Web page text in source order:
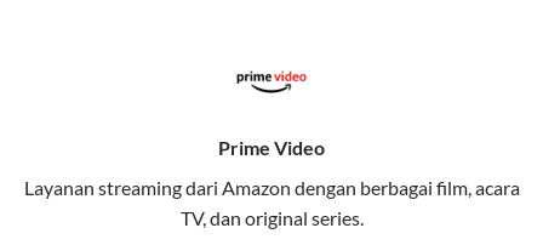
Nikmati kecepatan internet super cepat untuk
Memudahkan Anda dalam mengelola jaringan dan
Prime Video
Layanan streaming dari Amazon dengan berbagai film, acara
TV, dan original series.